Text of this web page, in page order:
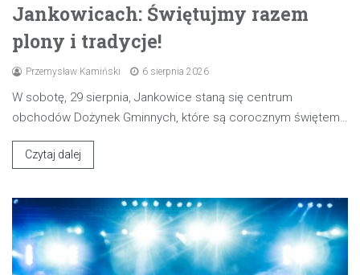
Jankowicach: Świętujmy razem
plony i tradycje!
Przemysław Kamiński 6 sierpnia 2026
W sobotę, 29 sierpnia, Jankowice staną się centrum
obchodów Dożynek Gminnych, które są corocznym świętem…
Czytaj dalej